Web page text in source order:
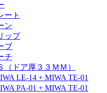
ート
ン
ップ
ブ
チ
（ドア厚３３ＭＭ）
LE-14 + MIWA TE-01
PA-01 + MIWA TE-01